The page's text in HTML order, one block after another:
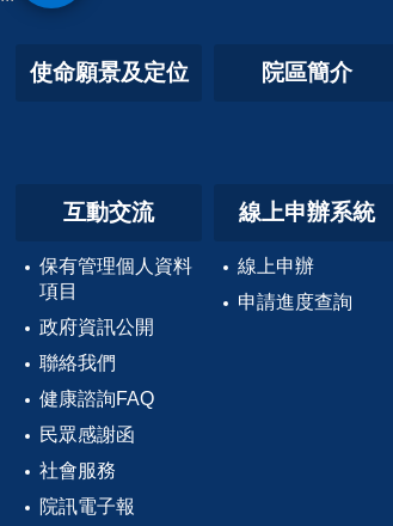
使命願景及定位 院區簡介
互動交流
保有管理個人資料
項目
政府資訊公開
聯絡我們
健康諮詢FAQ
民眾感謝函
社會服務
院訊電子報
線上申辦系統
線上申辦
申請進度查詢